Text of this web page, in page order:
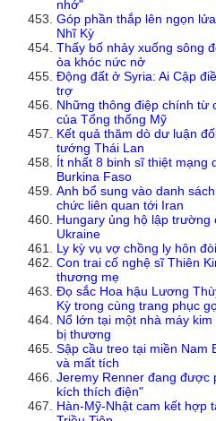
nhớ"
Góp phần thắp lên ngọn
Nhĩ Kỳ
Thấy bố nhảy xuống sông
òa khóc nức nở
Động đất ở Syria: Ai Cập
trợ
Những thông điệp chính từ
của Tổng thống Mỹ
Kết quả thăm dò dư luận
tướng Thái Lan
Ít nhất 8 binh sĩ thiệt mạng
Burkina Faso
Anh bổ sung vào danh
chức liên quan tới Iran
Hungary ủng hộ lập trường
Ukraine
Ly kỳ vụ vợ chồng ly hôn
Con trai cố nghệ sĩ Thiên
thương mẹ
Đọ sắc Hoa hậu Lương
Kỳ trong cùng trang phục
Nổ lớn tại một nhà máy
bị thương
Sập cầu treo tại miền Nam
và mất tích
Jeremy Renner đang được
kích thích điện"
Hàn-Mỹ-Nhật cam kết hợp